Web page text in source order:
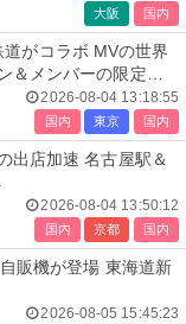
大阪 国内
がコラボ MVの世界
＆メンバーの限定ア
2026-08-04 13:18:55
国内 東京 国内
出店加速 名古屋駅＆
2026-08-04 13:50:12
国内 京都 国内
販機が登場 東海道新
2026-08-05 15:45:23